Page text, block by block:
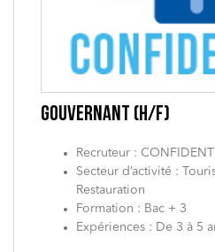
GOUVERNANT (H/F)
Recruteur :
Secteur d’activité :
Restauration
Formation : Bac + 3
Expériences : De 3 à 5